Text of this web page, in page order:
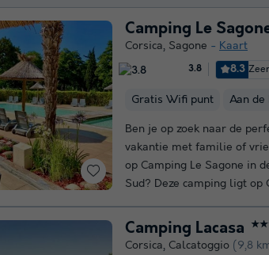
Camping Le
Corsica, Sagone Kaart
3.8 8.3
Gratis Wifi punt Aan de
Ben je op zoek naar de
vakantie met familie of
op Camping Le Sagone in
Sud? Deze camping ligt op
Camping Lacasa
Corsica, Calcatoggio (9,8